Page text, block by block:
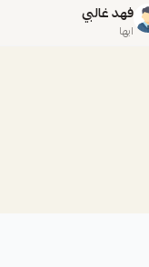
فهد غالبي
ابها